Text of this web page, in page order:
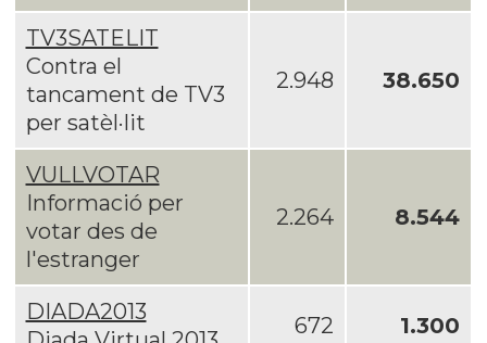
TV3SATELIT
Contra el
tancament de TV3
per satèl·lit
2.948 38.650
VULLVOTAR
Informació per
votar des de
l'estranger
2.264 8.544
DIADA2013
672 1.300